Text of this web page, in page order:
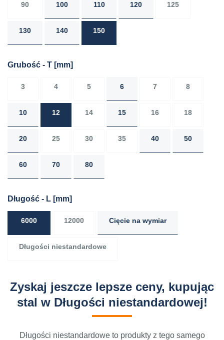
90 100 110 120 125
130 140 150
Grubość - T [mm]
3 4 5 6 7 8
10 12 14 15 16 18
20 25 30 35 40 50
60 70 80
Długość - L [mm]
6000 12000 Cięcie na wymiar
Długości niestandardowe
Zyskaj jeszcze lepsze ceny, kupując
stal w Długości niestandardowej!
Długości niestandardowe to produkty z tego samego